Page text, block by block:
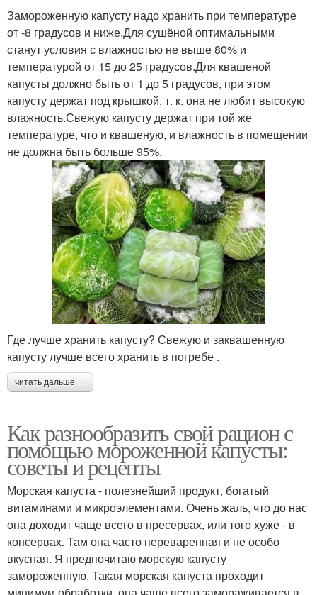
Замороженную капусту надо хранить при температуре
от -8 градусов и ниже.Для сушёной оптимальными
станут условия с влажностью не выше 80% и
температурой от 15 до 25 градусов.Для квашеной
капусты должно быть от 1 до 5 градусов, при этом
капусту держат под крышкой, т. к. она не любит высокую
влажность.Свежую капусту держат при той же
температуре, что и квашеную, и влажность в помещении
не должна быть больше 95%.
Где лучше хранить капусту? Свежую и заквашенную
капусту лучше всего хранить в погребе .
читать дальше →
Как разнообразить свой рацион с
помощью мороженной капусты:
советы и рецепты
Морская капуста - полезнейший продукт, богатый
витаминами и микроэлементами. Очень жаль, что до нас
она доходит чаще всего в пресервах, или того хуже - в
консервах. Там она часто переваренная и не особо
вкусная. Я предпочитаю морскую капусту
замороженную. Такая морская капуста проходит